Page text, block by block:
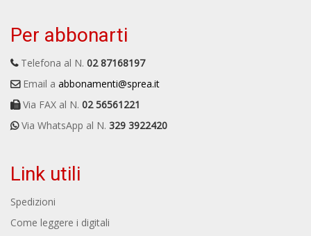
Per abbonarti
Telefona al N. 02 87168197
Email a abbonamenti@sprea.it
Via FAX al N. 02 56561221
Via WhatsApp al N. 329 3922420
Link utili
Spedizioni
Come leggere i digitali